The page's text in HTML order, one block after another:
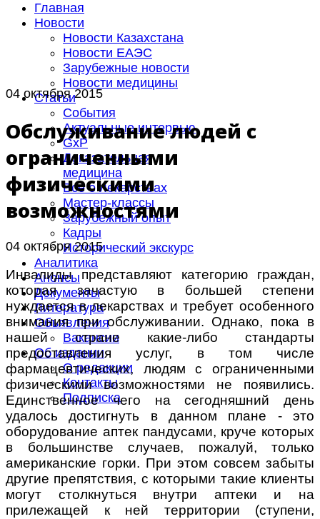
Главная
Новости
Новости Казахстана
Новости ЕАЭС
Зарубежные новости
Новости медицины
Статьи
События
Актуальные интервью
GxP
Доказательная
медицина
Все о лекарствах
Мастер-классы
Зарубежный опыт
Кадры
Исторический экскурс
Аналитика
Анонсы
Документы
Литература
Объявления
Вакансии
Об издании
О редакции
Контакты
Подписка
04 октября 2015
Обслуживание людей с
ограниченными
физическими
возможностями
04 октября 2015
Инвалиды представляют категорию граждан,
которая зачастую в большей степени
нуждается в лекарствах и требует особенного
внимания при обслуживании. Однако, пока в
нашей стране какие-либо стандарты
предоставления услуг, в том числе
фармацевтических, людям с ограниченными
физическими возможностями не появились.
Единственное чего на сегодняшний день
удалось достигнуть в данном плане - это
оборудование аптек пандусами, круче которых
в большинстве случаев, пожалуй, только
американские горки. При этом совсем забыты
другие препятствия, с которыми такие клиенты
могут столкнуться внутри аптеки и на
прилежащей к ней территории (ступени,